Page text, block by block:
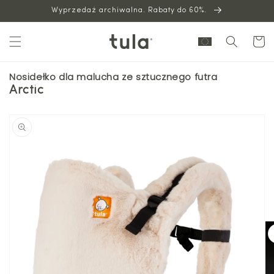
Wyprzedaż archiwalna. Rabaty do 60%.
Wózek
Nosidełko dla malucha ze sztucznego futra
Arctic
Przejdź
informacji